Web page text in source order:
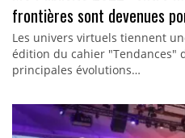
frontières sont devenues
Les univers virtuels tiennent
édition du cahier "Tendances"
principales évolutions…